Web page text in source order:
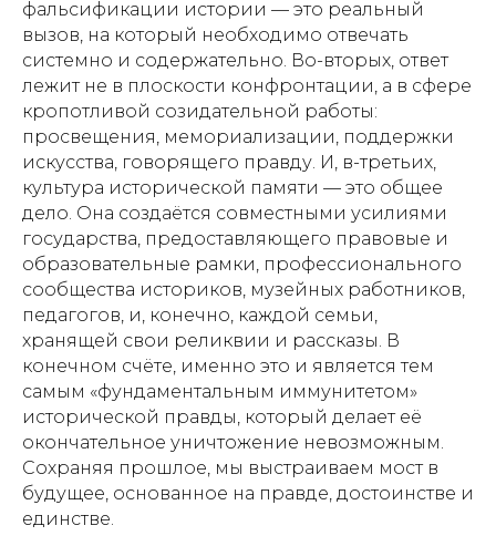
фальсификации истории — это реальный
вызов, на который необходимо отвечать
системно и содержательно. Во-вторых, ответ
лежит не в плоскости конфронтации, а в сфере
кропотливой созидательной работы:
просвещения, мемориализации, поддержки
искусства, говорящего правду. И, в-третьих,
культура исторической памяти — это общее
дело. Она создаётся совместными усилиями
государства, предоставляющего правовые и
образовательные рамки, профессионального
сообщества историков, музейных работников,
педагогов, и, конечно, каждой семьи,
хранящей свои реликвии и рассказы. В
конечном счёте, именно это и является тем
самым «фундаментальным иммунитетом»
исторической правды, который делает её
окончательное уничтожение невозможным.
Сохраняя прошлое, мы выстраиваем мост в
будущее, основанное на правде, достоинстве и
единстве.